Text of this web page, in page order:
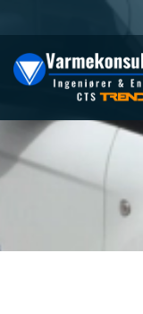
til
hovedindhold